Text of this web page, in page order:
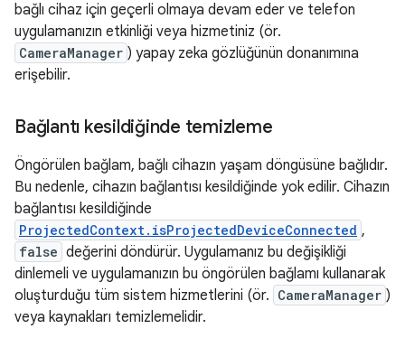
bağlı cihaz için geçerli olmaya devam eder ve telefon
uygulamanızın etkinliği veya hizmetiniz (ör.
CameraManager ) yapay zeka gözlüğünün donanımına
erişebilir.
Bağlantı kesildiğinde temizleme
Öngörülen bağlam, bağlı cihazın yaşam döngüsüne bağlıdır.
Bu nedenle, cihazın bağlantısı kesildiğinde yok edilir. Cihazın
bağlantısı kesildiğinde
ProjectedContext.isProjectedDeviceConnected ,
false değerini döndürür. Uygulamanız bu değişikliği
dinlemeli ve uygulamanızın bu öngörülen bağlamı kullanarak
oluşturduğu tüm sistem hizmetlerini (ör. CameraManager )
veya kaynakları temizlemelidir.